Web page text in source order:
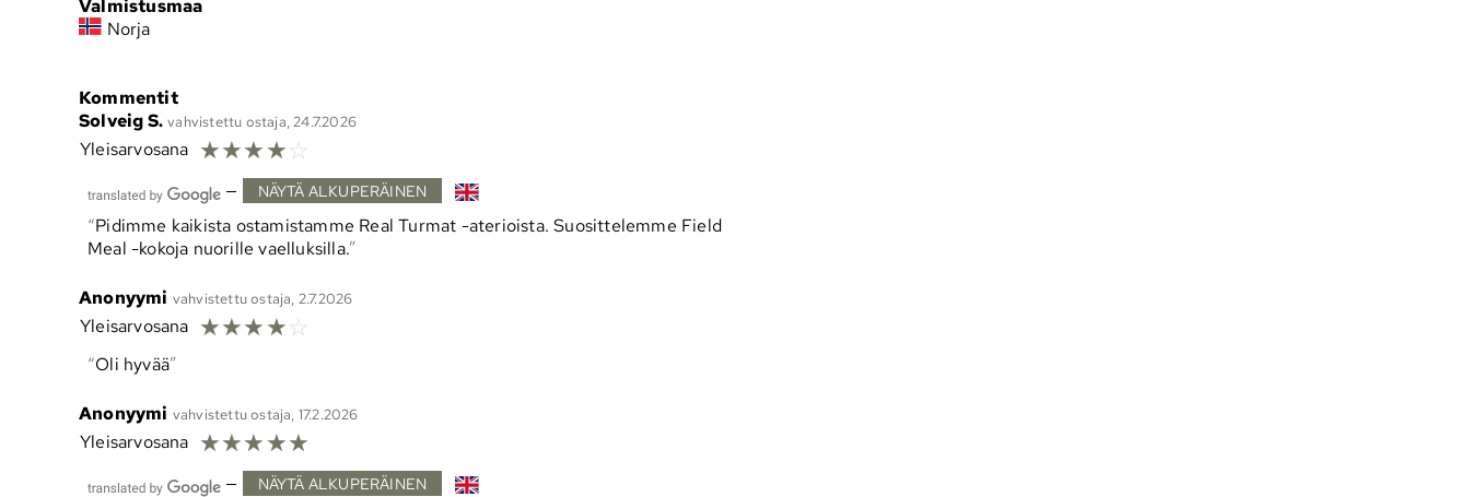
Valmistusmaa
Norja
Kommentit
Solveig S. vahvistettu ostaja, 24.7.2026
Yleisarvosana ☆☆☆☆☆
— NÄYTÄ ALKUPERÄINEN
Pidimme kaikista ostamistamme Real Turmat -aterioista. Suosittelemme Field
Meal -kokoja nuorille vaelluksilla.
Anonyymi vahvistettu ostaja, 2.7.2026
Yleisarvosana ☆☆☆☆☆
Oli hyvää
Anonyymi vahvistettu ostaja, 17.2.2026
Yleisarvosana ☆☆☆☆☆
— NÄYTÄ ALKUPERÄINEN